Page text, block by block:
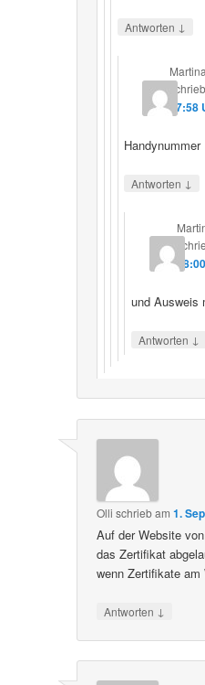
Antworten ↓
Martina
schrieb
17:58
Handynummer
Antworten ↓
und Ausweis
Antworten ↓
Olli schriebam1.
Auf der Website
das Zertifikat
wenn Zertifikate am
Antworten ↓